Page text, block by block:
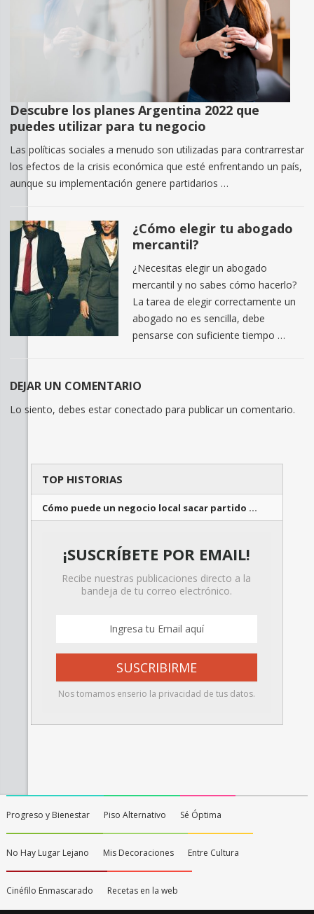
Descubre los planes Argentina 2022 que
puedes utilizar para tu negocio
Las políticas sociales a menudo son utilizadas para contrarrestar
los efectos de la crisis económica que esté enfrentando un país,
aunque su implementación genere partidarios …
¿Cómo elegir tu abogado
mercantil?
¿Necesitas elegir un abogado
mercantil y no sabes cómo hacerlo?
La tarea de elegir correctamente un
abogado no es sencilla, debe
pensarse con suficiente tiempo …
DEJAR UN COMENTARIO
Lo siento, debes estar conectado para publicar un comentario.
TOP HISTORIAS
Cómo puede un negocio local sacar partido …
¡SUSCRÍBETE POR EMAIL!
Recibe nuestras publicaciones directo a la
bandeja de tu correo electrónico.
Nos tomamos enserio la privacidad de tus datos.
Progreso y Bienestar Piso Alternativo Sé Óptima
No Hay Lugar Lejano Mis Decoraciones Entre Cultura
Cinéfilo Enmascarado Recetas en la web